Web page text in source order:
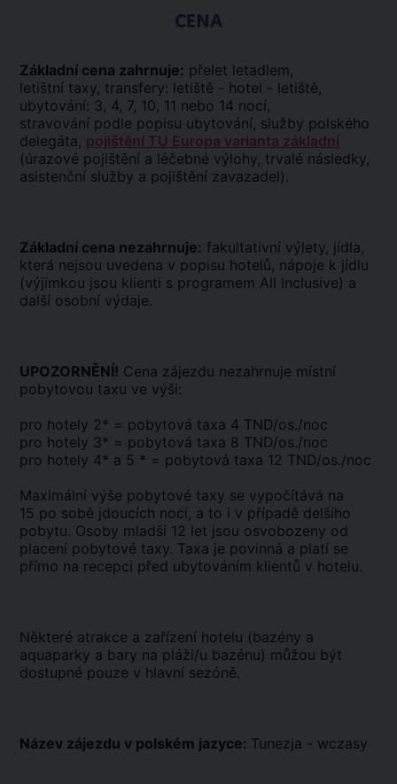
CENA
Základní cena zahrnuje: přelet letadlem,
letištní taxy, transfery: letiště - hotel - letiště,
ubytování: 3, 4, 7, 10, 11 nebo 14 nocí,
stravování podle popisu ubytování, služby polského
delegáta, pojištění TU Europa varianta základní
(úrazové pojištění a léčebné výlohy, trvalé následky,
asistenční služby a pojištění zavazadel).
Základní cena nezahrnuje: fakultativní výlety, jídla,
která nejsou uvedena v popisu hotelů, nápoje k jídlu
(výjimkou jsou klienti s programem All Inclusive) a
další osobní výdaje.
UPOZORNĚNÍ! Cena zájezdu nezahrnuje místní
pobytovou taxu ve výši:
pro hotely 2* = pobytová taxa 4 TND/os./noc
pro hotely 3* = pobytová taxa 8 TND/os./noc
pro hotely 4* a 5 * = pobytová taxa 12 TND/os./noc
Maximální výše pobytové taxy se vypočítává na
15 po sobě jdoucích nocí, a to i v případě delšího
pobytu. Osoby mladší 12 let jsou osvobozeny od
placení pobytové taxy. Taxa je povinná a platí se
přímo na recepci před ubytováním klientů v hotelu.
Některé atrakce a zařízení hotelu (bazény a
aquaparky a bary na pláži/u bazénu) můžou být
dostupné pouze v hlavní sezóně.
Název zájezdu v polském jazyce: Tunezja - wczasy